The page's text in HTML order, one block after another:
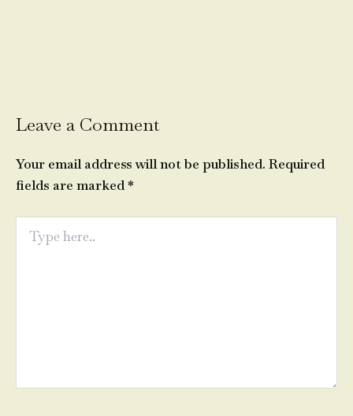
Leave a Comment
Your email address will not be published. Required
fields are marked*
here..